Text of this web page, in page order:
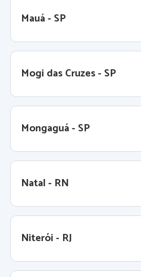
Mauá - SP
Mogi das Cruzes - SP
Mongaguá - SP
Natal - RN
Niterói - RJ